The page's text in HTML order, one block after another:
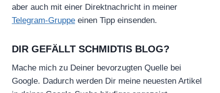
aber auch mit einer Direktnachricht in meiner
Telegram-Gruppe einen Tipp einsenden.
DIR GEFÄLLT SCHMIDTIS BLOG?
Mache mich zu Deiner bevorzugten Quelle bei
Google. Dadurch werden Dir meine neuesten Artikel